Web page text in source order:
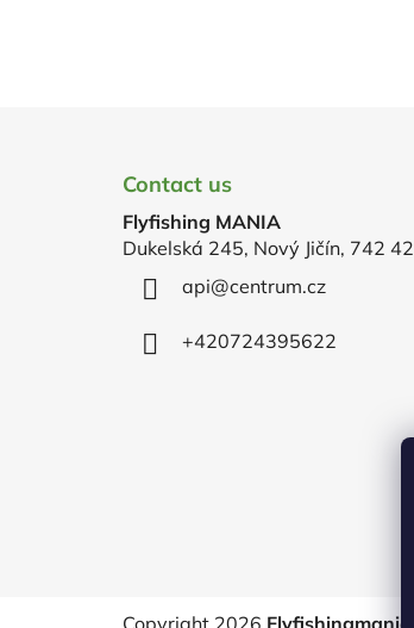
Contact us
Flyfishing MANIA
Dukelská 245, Nový Jičín, 742 42
api@centrum.cz
+420724395622
Copyright 2026 Flyfishingmania